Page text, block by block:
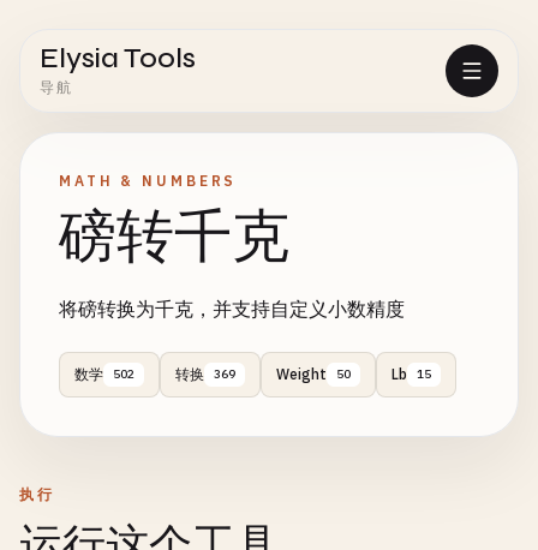
Elysia Tools
导航
MATH & NUMBERS
磅转千克
将磅转换为千克，并支持自定义小数精度
数学 502 转换 369 Weight 50 Lb 15
执行